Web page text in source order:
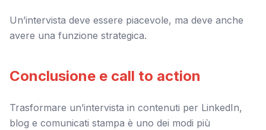
Un’intervista deve essere piacevole, ma deve anche
avere una funzione strategica.
Conclusione e call to action
Trasformare un’intervista in contenuti per LinkedIn,
blog e comunicati stampa è uno dei modi più